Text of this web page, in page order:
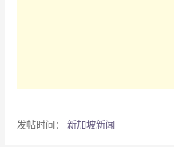
发帖时间： 新加坡新闻